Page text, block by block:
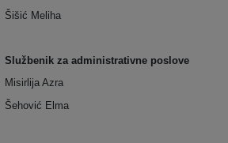
Šišić Meliha
Službenik za administrativne poslove
Misirlija Azra
Šehović Elma